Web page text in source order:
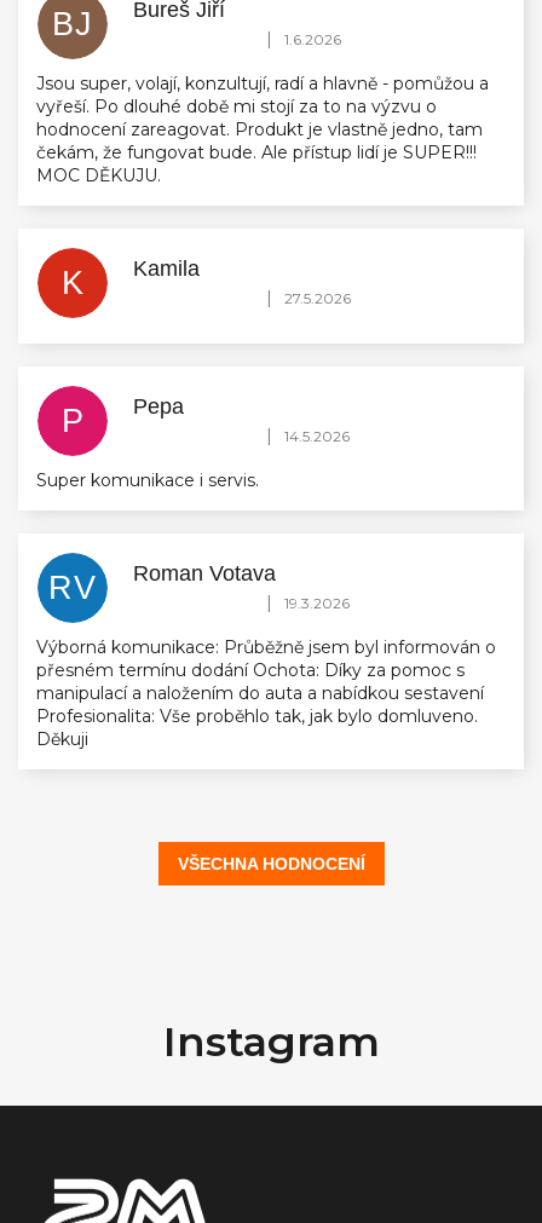
BJ Bureš Jiří
Hodnocení obchodu je 5 z 5 hvězdiček.
| 1.6.2026
Jsou super, volají, konzultují, radí a hlavně - pomůžou a
vyřeší. Po dlouhé době mi stojí za to na výzvu o
hodnocení zareagovat. Produkt je vlastně jedno, tam
čekám, že fungovat bude. Ale přístup lidí je SUPER!!!
MOC DĚKUJU.
K Kamila
Hodnocení obchodu je 5 z 5 hvězdiček.
| 27.5.2026
P Pepa
Hodnocení obchodu je 5 z 5 hvězdiček.
| 14.5.2026
Super komunikace i servis.
RV Roman Votava
Hodnocení obchodu je 5 z 5 hvězdiček.
| 19.3.2026
Výborná komunikace: Průběžně jsem byl informován o
přesném termínu dodání Ochota: Díky za pomoc s
manipulací a naložením do auta a nabídkou sestavení
Profesionalita: Vše proběhlo tak, jak bylo domluveno.
Děkuji
VŠECHNA HODNOCENÍ
t
Instagram